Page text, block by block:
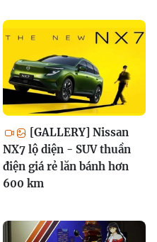
[GALLERY] Nissan
NX7 lộ diện - SUV thuần
điện giá rẻ lăn bánh hơn
600 km